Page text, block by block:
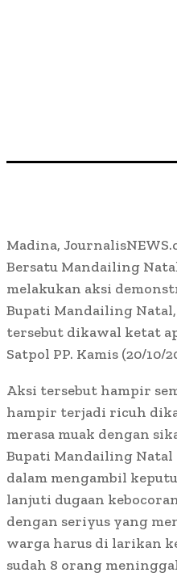
Madina,
Bersatu Mandailing
melakukan aksi
Bupati Mandailing Natal,
tersebut dikawal ketat
Satpol PP. Kamis (20/10/
Aksi tersebut hampir
hampir terjadi ricuh
merasa muak dengan
Bupati Mandailing
dalam mengambil
lanjuti dugaan
dengan seriyus yang
warga harus di larikan
sudah 8 orang